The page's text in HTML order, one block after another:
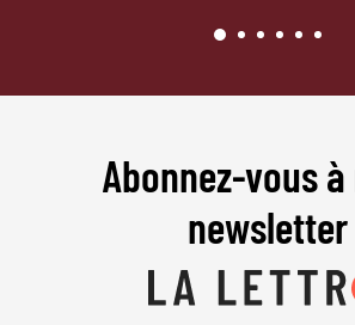
Abonnez-vous
newsletter